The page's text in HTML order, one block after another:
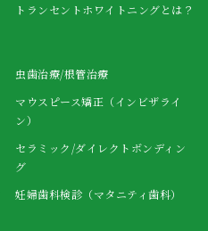
トランセントホワイトニングとは？
虫歯治療/根管治療
マウスピース矯正（インビザライ
ン）
セラミック/ダイレクトボンディン
グ
妊婦歯科検診（マタニティ歯科）